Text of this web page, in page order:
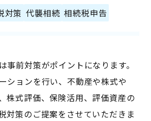
対策 代襲相続 相続税申告
事前対策がポイントになります。
ションを行い、不動産や株式や
株式評価、保険活用、評価資産の
対策のご提案をさせていただきま